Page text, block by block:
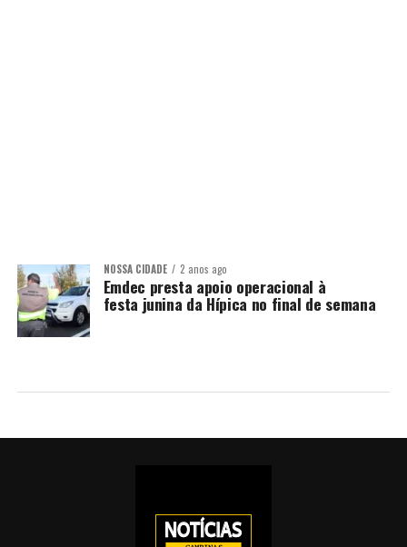
NOSSA CIDADE 2 anos ago
Emdec presta apoio operacional à
festa junina da Hípica no final de semana